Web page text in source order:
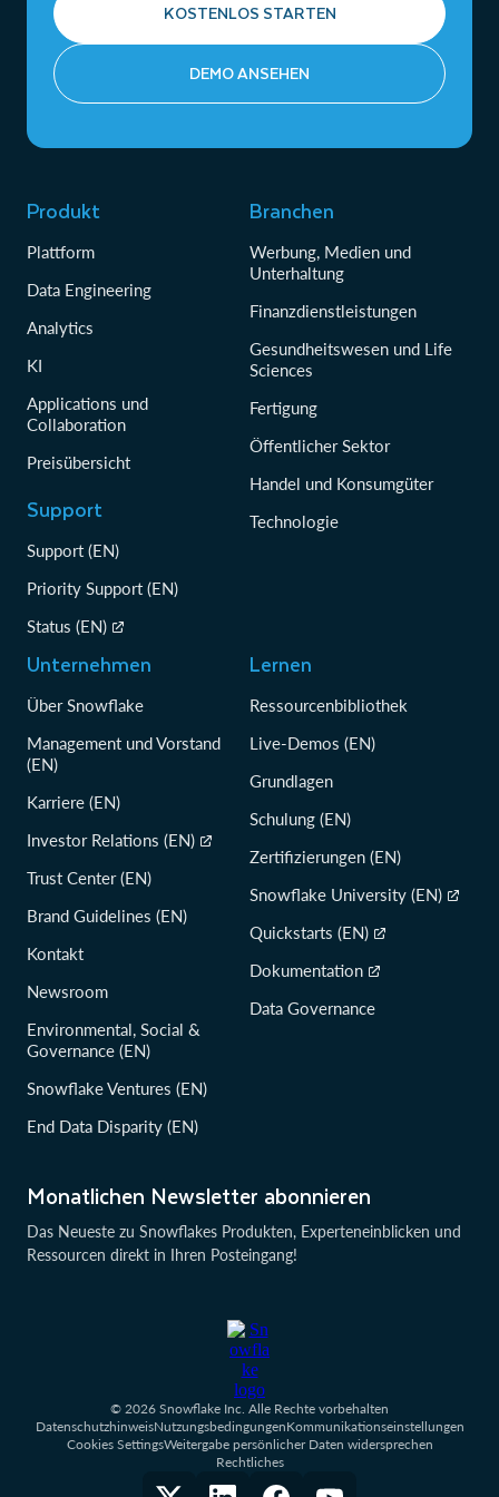
KI-Beobachtbarkeit: Beschleunigen Sie die KI-
Diese Funktionen helfen bei der Überwachung der
Kostenmanagement.
KOSTENLOS STARTEN
DEMO ANSEHEN
Monatlichen Newsletter abonnieren
Das Neueste zu Snowflakes Produkten, Experteneinblicken und
Ressourcen direkt in Ihren Posteingang!
Produkt
Plattform
Data Engineering
Analytics
KI
Applications und
Collaboration
Preisübersicht
Support
Support (EN)
Priority Support (EN)
Status (EN)
Branchen
Werbung, Medien und
Unterhaltung
Finanzdienstleistungen
Gesundheitswesen und Life
Sciences
Fertigung
Öffentlicher Sektor
Handel und Konsumgüter
Technologie
Unternehmen
Über Snowflake
Management und Vorstand
(EN)
Karriere (EN)
Investor Relations (EN)
Trust Center (EN)
Brand Guidelines (EN)
Kontakt
Newsroom
Environmental, Social &
Governance (EN)
Snowflake Ventures (EN)
End Data Disparity (EN)
Lernen
Ressourcenbibliothek
Live-Demos (EN)
Grundlagen
Schulung (EN)
Zertifizierungen (EN)
Snowflake University (EN)
Quickstarts (EN)
Dokumentation
Data Governance
© 2026 Snowflake Inc. Alle Rechte vorbehalten
DatenschutzhinweisNutzungsbedingungenKommunikationseinstellungen
Cookies SettingsWeitergabe persönlicher Daten widersprechen
Rechtliches